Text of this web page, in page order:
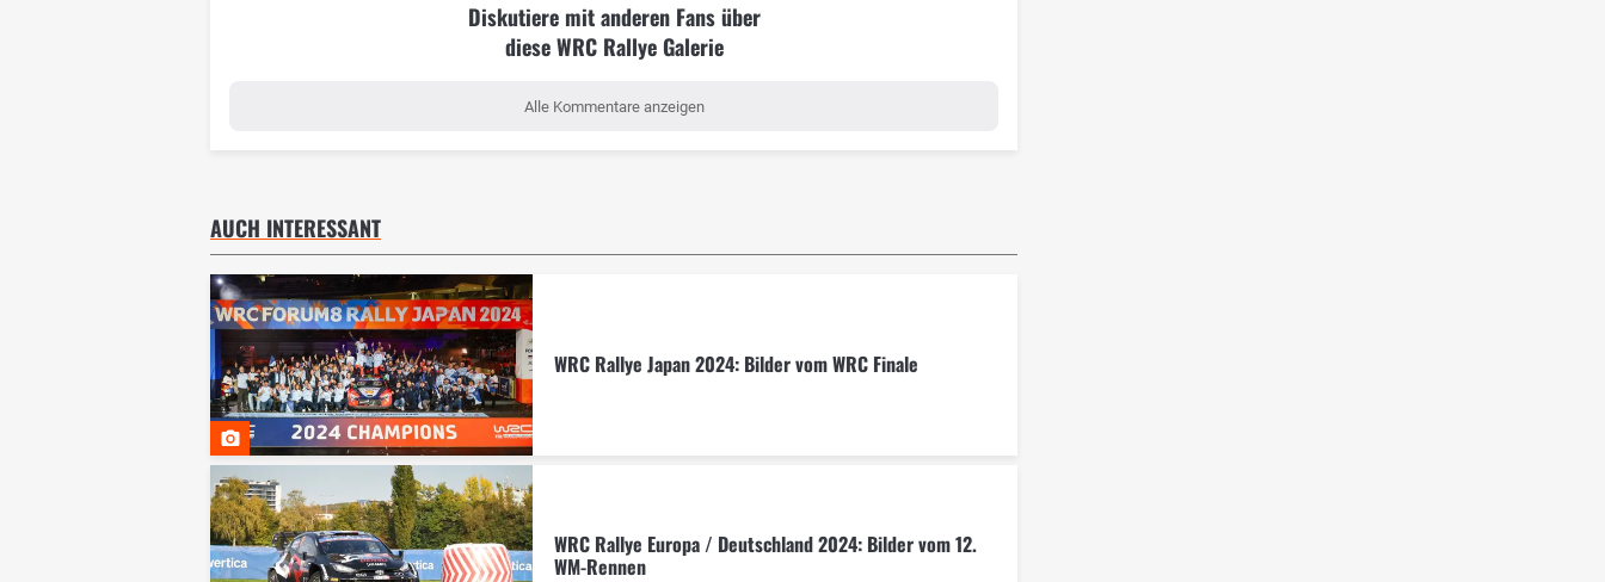
Diskutiere mit anderen Fans über
diese WRC Rallye Galerie
Alle Kommentare anzeigen
AUCH INTERESSANT
WRC Rallye Japan 2024: Bilder vom WRC Finale
WRC Rallye Europa / Deutschland 2024: Bilder vom 12.
WM-Rennen